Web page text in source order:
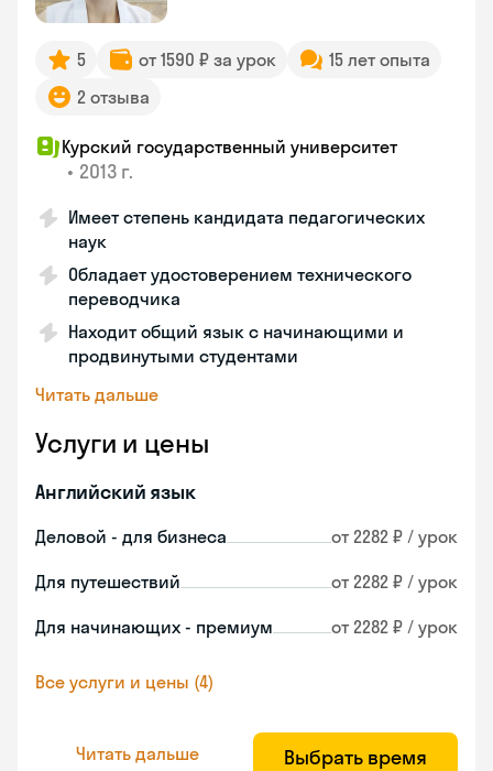
5 от 1590 ₽ за урок
15 лет опыта
2 отзыва
Курский государственный университет
• 2013 г.
Имеет степень кандидата педагогических
наук
Обладает удостоверением технического
переводчика
Находит общий язык с начинающими и
продвинутыми студентами
Читать дальше
Услуги и цены
Английский язык
Деловой - для бизнеса от 2282 ₽ / урок
Для путешествий от 2282 ₽ / урок
Для начинающих - премиум от 2282 ₽ / урок
Все услуги и цены (4)
Читать дальше Выбрать время